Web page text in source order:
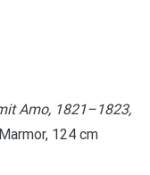
Amo, 1821–1823,
Marmor, 124 cm